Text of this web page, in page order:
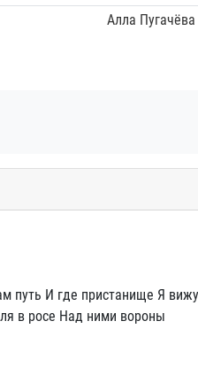
Алла Пугачёва
путь И где пристанище Я
в росе Над ними вороны